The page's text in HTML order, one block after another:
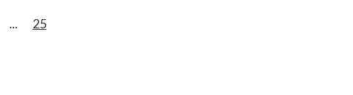
... 25